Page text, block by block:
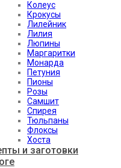
Колеус
Крокусы
Лилейник
Лилия
Люпины
Маргаритки
Монарда
Петуния
Пионы
Розы
Самшит
Спирея
Тюльпаны
Флоксы
Хоста
и заготовки